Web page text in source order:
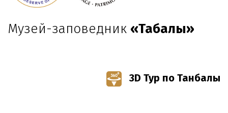
Музей-заповедник «Таңбалы»
3D Тур по Танбалы